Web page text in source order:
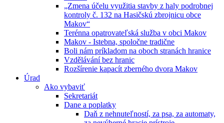
„Zmena účelu využitia stavby z haly podrobnej
kontroly č. 132 na Hasičskú zbrojnicu obce
Makov“
Terénna opatrovateľská služba v obci Makov
Makov - Istebna, spoločne tradične
Boli nám príkladom na oboch stranách hranice
Vzdělávání bez hranic
Rozšírenie kapacít zberného dvora Makov
Úrad
Ako vybaviť
Sekretariát
Dane a poplatky
Daň z nehnuteľností, za psa, za automaty,